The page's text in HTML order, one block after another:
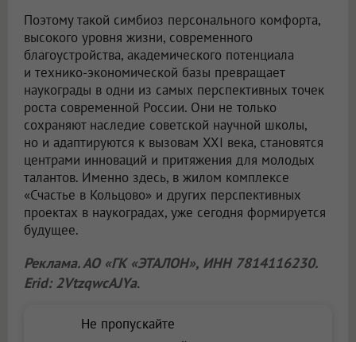
Поэтому такой симбиоз персонального комфорта,
высокого уровня жизни, современного
благоустройства, академического потенциала
и технико-экономической базы превращает
наукограды в одни из самых перспективных точек
роста современной России. Они не только
сохраняют наследие советской научной школы,
но и адаптируются к вызовам XXI века, становятся
центрами инноваций и притяжения для молодых
талантов. Именно здесь, в жилом комплексе
«Счастье в Кольцово» и других перспективных
проектах в наукоградах, уже сегодня формируется
будущее.
Реклама. АО «ГК «ЭТАЛОН», ИНН 7814116230.
Erid: 2VtzqwcAJYa.
Не пропускайте